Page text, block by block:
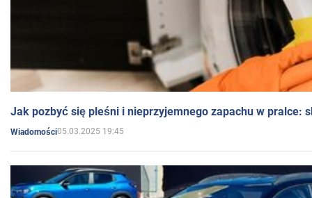
Jak pozbyć się pleśni i nieprzyjemnego zapachu w pralce:
Wiadomości05.03.2025 19:45